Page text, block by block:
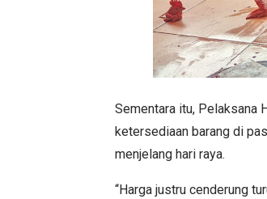
Sementara itu, Pelaksana
ketersediaan barang di
menjelang hari raya.
“Harga justru cenderung